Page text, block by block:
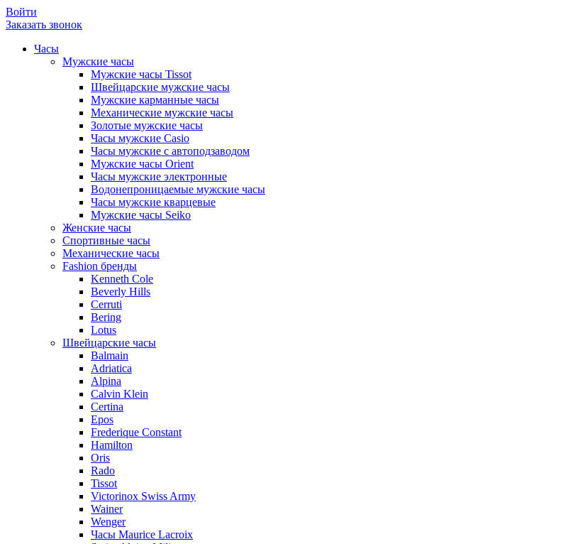
Войти
Заказать звонок
Часы
Мужские часы
Мужские часы Tissot
Швейцарские мужские часы
Мужские карманные часы
Механические мужские часы
Золотые мужские часы
Часы мужские Casio
Часы мужские с автоподзаводом
Мужские часы Orient
Часы мужские электронные
Водонепроницаемые мужские часы
Часы мужские кварцевые
Мужские часы Seiko
Женские часы
Спортивные часы
Механические часы
Fashion бренды
Kenneth Cole
Beverly Hills
Cerruti
Bering
Lotus
Швейцарские часы
Balmain
Adriatica
Alpina
Calvin Klein
Certina
Epos
Frederique Constant
Hamilton
Oris
Rado
Tissot
Victorinox Swiss Army
Wainer
Wenger
Часы Maurice Lacroix